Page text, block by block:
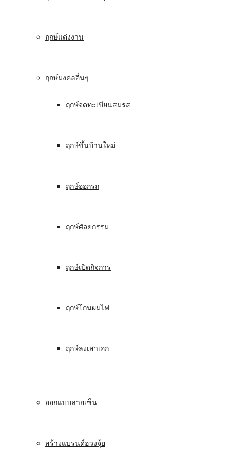
ฤกษ์แต่งงาน
ฤกษ์มงคลอื่นๆ
ฤกษ์จดทะเบียนสมรส
ฤกษ์ขึ้นบ้านใหม่
ฤกษ์ออกรถ
ฤกษ์ศัลยกรรม
ฤกษ์เปิดกิจการ
ฤกษ์โกนผมไฟ
ฤกษ์ลงเสาเอก
ออกแบบลายเซ็น
สร้างแบรนด์ฮวงจุ้ย